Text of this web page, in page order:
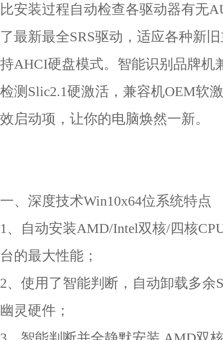
比安装过程自动检查各驱动器有无
了最新最全SRS驱动，适应各种新
持AHCI硬盘模式。智能识别品牌机
检测Slic2.1硬激活，兼容机OEM软
效启动项，让你的电脑焕然一新。
一、深度技术Win10x64位系统特点
1、自动安装AMD/Intel双核/四核
台的最大性能；
2、使用了智能判断，自动卸载多余
幽灵硬件；